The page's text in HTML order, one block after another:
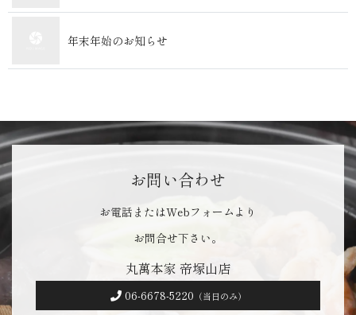
年末年始のお知らせ
お問い合わせ
お電話またはWebフォームより
お問合せ下さい。
丸萬本家 帝塚山店
06-6678-5220 （当日のみ）